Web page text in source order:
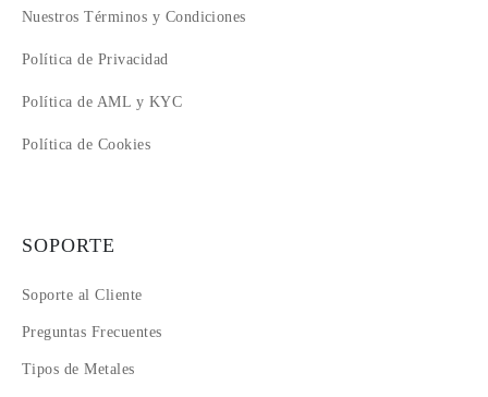
Nuestros Términos y Condiciones
Política de Privacidad
Política de AML y KYC
Política de Cookies
SOPORTE
Soporte al Cliente
Preguntas Frecuentes
Tipos de Metales